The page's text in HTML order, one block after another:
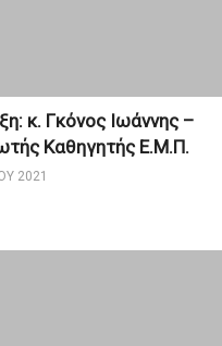
κ. Γκόνος Ιωάννης –
Καθηγητής Ε.Μ.Π.
2021